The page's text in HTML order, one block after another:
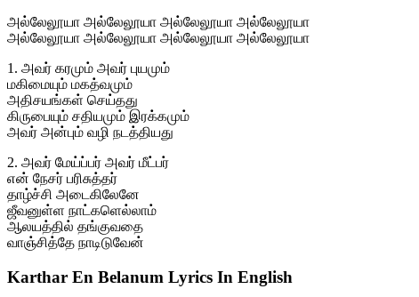
அல்லேலூயா அல்லேலூயா அல்லேலூயா அல்லேலூயா
அல்லேலூயா அல்லேலூயா அல்லேலூயா அல்லேலூயா
1. அவர் கரமும் அவர் புயமும்
மகிமையும் மகத்வமும்
அதிசயங்கள் செய்தது
கிருபையும் சதியமும் இரக்கமும்
அவர் அன்பும் வழி நடத்தியது
2. அவர் மேய்ப்பர் அவர் மீட்பர்
என் நேசர் பரிசுத்தர்
தாழ்ச்சி அடைகிலேனே
ஜீவனுள்ள நாட்களெல்லாம்
ஆலயத்தில் தங்குவதை
வாஞ்சித்தே நாடிடுவேன்
Karthar En Belanum Lyrics In English